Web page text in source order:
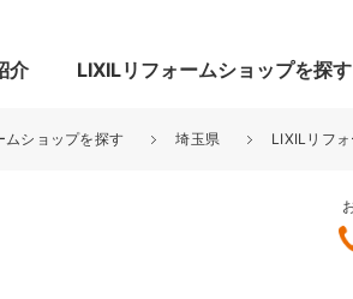
介 LIXILリフォームショップを探す
ムショップを探す 埼玉県 LIXILリフ